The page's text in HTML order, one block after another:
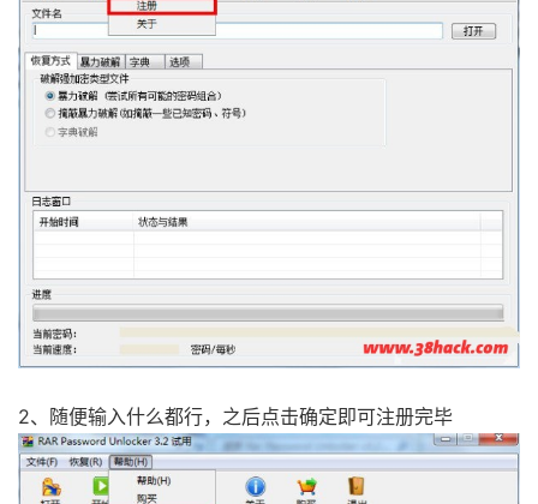
2、随便输入什么都行，之后点击确定即可注册完毕